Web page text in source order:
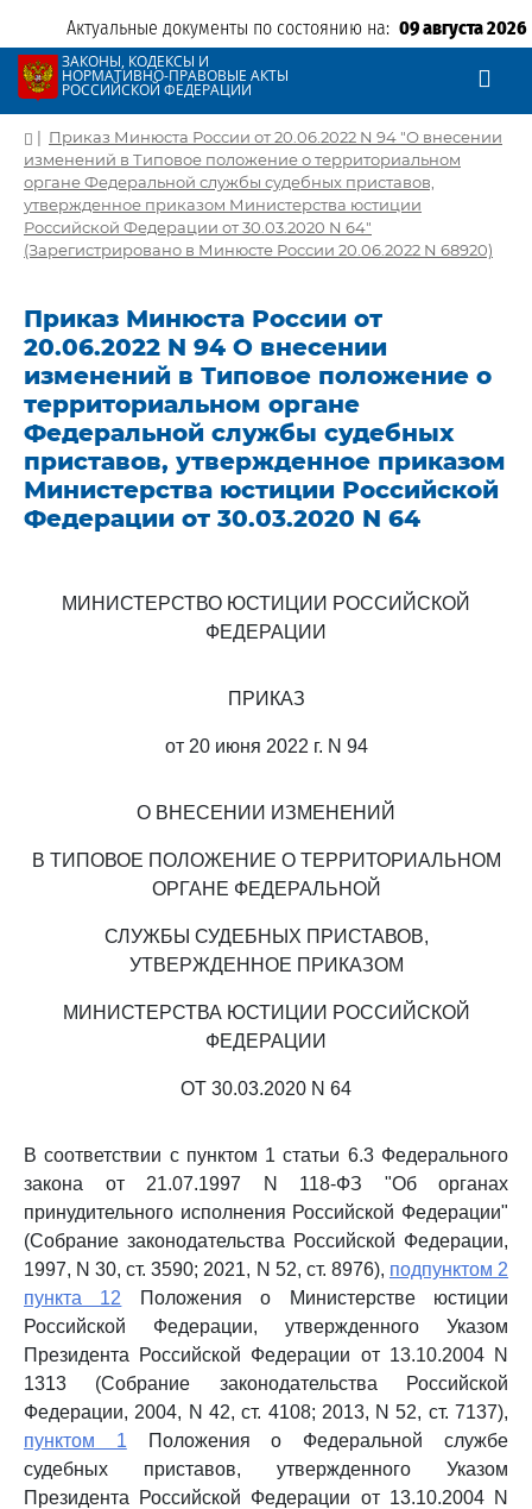
Актуальные документы по состоянию на: 09 августа 2026
ЗАКОНЫ, КОДЕКСЫ И
НОРМАТИВНО-ПРАВОВЫЕ АКТЫ
РОССИЙСКОЙ ФЕДЕРАЦИИ
| Приказ Минюста России от 20.06.2022 N 94 "О внесении
изменений в Типовое положение о территориальном
органе Федеральной службы судебных приставов,
утвержденное приказом Министерства юстиции
Российской Федерации от 30.03.2020 N 64"
(Зарегистрировано в Минюсте России 20.06.2022 N 68920)
Приказ Минюста России от
20.06.2022 N 94 О внесении
изменений в Типовое положение о
территориальном органе
Федеральной службы судебных
приставов, утвержденное приказом
Министерства юстиции Российской
Федерации от 30.03.2020 N 64
МИНИСТЕРСТВО ЮСТИЦИИ РОССИЙСКОЙ
ФЕДЕРАЦИИ
ПРИКАЗ
от 20 июня 2022 г. N 94
О ВНЕСЕНИИ ИЗМЕНЕНИЙ
В ТИПОВОЕ ПОЛОЖЕНИЕ О ТЕРРИТОРИАЛЬНОМ
ОРГАНЕ ФЕДЕРАЛЬНОЙ
СЛУЖБЫ СУДЕБНЫХ ПРИСТАВОВ,
УТВЕРЖДЕННОЕ ПРИКАЗОМ
МИНИСТЕРСТВА ЮСТИЦИИ РОССИЙСКОЙ
ФЕДЕРАЦИИ
ОТ 30.03.2020 N 64
В соответствии с пунктом 1 статьи 6.3 Федерального
закона от 21.07.1997 N 118-ФЗ "Об органах
принудительного исполнения Российской Федерации"
(Собрание законодательства Российской Федерации,
1997, N 30, ст. 3590; 2021, N 52, ст. 8976), подпунктом 2
пункта 12 Положения о Министерстве юстиции
Российской Федерации, утвержденного Указом
Президента Российской Федерации от 13.10.2004 N
1313 (Собрание законодательства Российской
Федерации, 2004, N 42, ст. 4108; 2013, N 52, ст. 7137),
пунктом 1 Положения о Федеральной службе
судебных приставов, утвержденного Указом
Президента Российской Федерации от 13.10.2004 N